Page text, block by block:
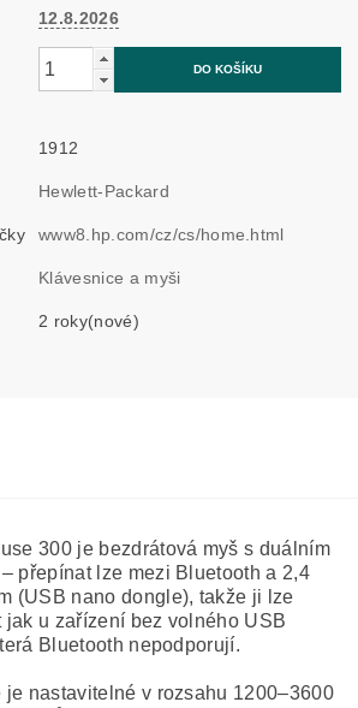
12.8.2026
1912
Hewlett-Packard
www8.hp.com/cz/cs/home.html
Klávesnice a myši
2 roky(nové)
300 je bezdrátová myš s duálním
přepínat lze mezi Bluetooth a 2,4
(USB nano dongle), takže ji lze
jak u zařízení bez volného USB
Bluetooth nepodporují.
je nastavitelné v rozsahu 1200–3600